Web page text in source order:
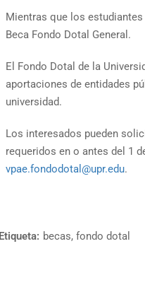
Mientras que los
Beca Fondo Dotal General.
El Fondo Dotal de la
aportaciones de entidades
universidad.
Los interesados pueden
requeridos en o antes del 1
vpae.fondodotal@upr.edu.
Etiqueta: becas, fondo dotal